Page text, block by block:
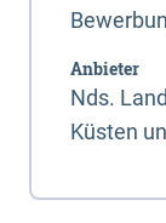
Anbieter
Nds.
Küsten